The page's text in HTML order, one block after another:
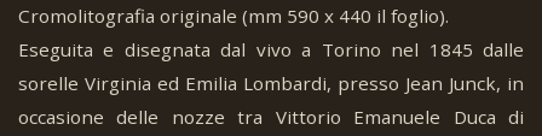
Cromolitografia originale (mm 590 x 440 il foglio).
Eseguita e disegnata dal vivo a Torino nel 1845 dalle
sorelle Virginia ed Emilia Lombardi, presso Jean Junck, in
occasione delle nozze tra Vittorio Emanuele Duca di